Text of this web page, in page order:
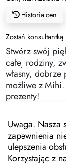
Historia cen
Zostań konsultantką
Stwórz swój
całej rodziny,
własny, dobrze
możliwe z
prezenty!
Uwaga. Nasza
zapewnienia
ulepszenia
Korzystając z